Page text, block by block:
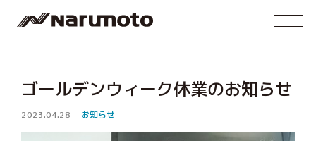
ゴールデンウィーク休業のお知らせ
2023.04.28 お知らせ